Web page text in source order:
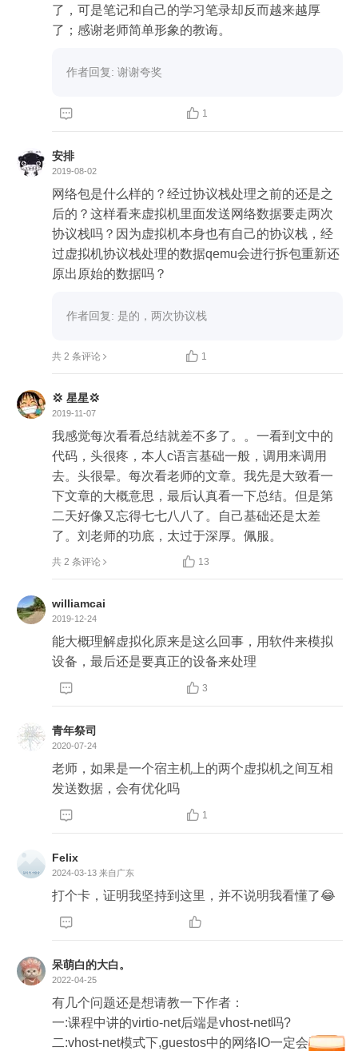
了，可是笔记和自己的学习笔录却反而越来越厚
了；感谢老师简单形象的教诲。
作者回复: 谢谢夸奖
  1
安排
2019-08-02
网络包是什么样的？经过协议栈处理之前的还是之
后的？这样看来虚拟机里面发送网络数据要走两次
协议栈吗？因为虚拟机本身也有自己的协议栈，经
过虚拟机协议栈处理的数据qemu会进行拆包重新还
原出原始的数据吗？
作者回复: 是的，两次协议栈
共 2 条评论  1
💢 星星💢
2019-11-07
我感觉每次看看总结就差不多了。。一看到文中的
代码，头很疼，本人c语言基础一般，调用来调用
去。头很晕。每次看老师的文章。我先是大致看一
下文章的大概意思，最后认真看一下总结。但是第
二天好像又忘得七七八八了。自己基础还是太差
了。刘老师的功底，太过于深厚。佩服。
共 2 条评论  13
williamcai
2019-12-24
能大概理解虚拟化原来是这么回事，用软件来模拟
设备，最后还是要真正的设备来处理
  3
青年祭司
2020-07-24
老师，如果是一个宿主机上的两个虚拟机之间互相
发送数据，会有优化吗
  1
Felix
2024-03-13 来自广东
打个卡，证明我坚持到这里，并不说明我看懂了😂
 
呆萌白的大白。
2022-04-25
有几个问题还是想请教一下作者：
一:课程中讲的virtio-net后端是vhost-net吗?
二:vhost-net模式下,guestos中的网络IO一定会引起v